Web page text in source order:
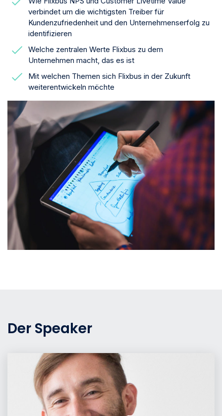
verbindet um die wichtigsten Treiber für
Kundenzufriedenheit und den Unternehmenserfolg zu
identifizieren
Welche zentralen Werte Flixbus zu dem
Unternehmen macht, das es ist
Mit welchen Themen sich Flixbus in der Zukunft
weiterentwickeln möchte
Der Speaker